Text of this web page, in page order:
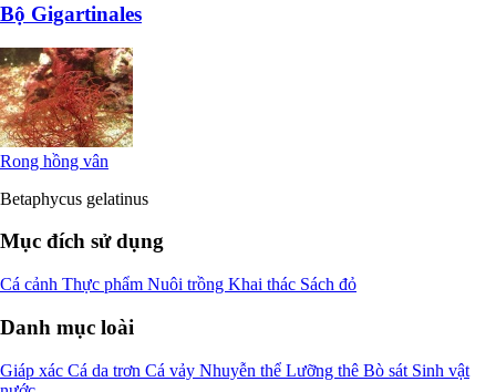
Bộ Gigartinales
Rong hồng vân
Betaphycus gelatinus
Mục đích sử dụng
Cá cảnh Thực phẩm Nuôi trồng Khai thác Sách đỏ
Danh mục loài
Giáp xác Cá da trơn Cá vảy Nhuyễn thể Lưỡng thê Bò sát Sinh vật